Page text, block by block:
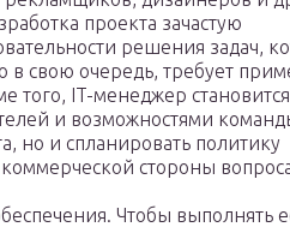
проекта зачастую
решения задач,
в свою очередь, требует
того, IT-менеджер становится
и возможностями
но и спланировать политику
стороны
Чтобы выполнять